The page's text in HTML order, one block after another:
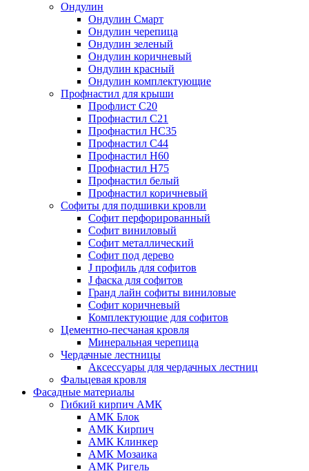
Ондулин
Ондулин Смарт
Ондулин черепица
Ондулин зеленый
Ондулин коричневый
Ондулин красный
Ондулин комплектующие
Профнастил для крыши
Профлист С20
Профнастил С21
Профнастил НС35
Профнастил С44
Профнастил Н60
Профнастил Н75
Профнастил белый
Профнастил коричневый
Софиты для подшивки кровли
Cофит перфорированный
Софит виниловый
Софит металлический
Софит под дерево
J профиль для софитов
J фаска для софитов
Гранд лайн софиты виниловые
Софит коричневый
Комплектующие для софитов
Цементно-песчаная кровля
Минеральная черепица
Чердачные лестницы
Аксессуары для чердачных лестниц
Фальцевая кровля
Фасадные материалы
Гибкий кирпич АМК
АМК Блок
АМК Кирпич
АМК Клинкер
АМК Мозаика
АМК Ригель